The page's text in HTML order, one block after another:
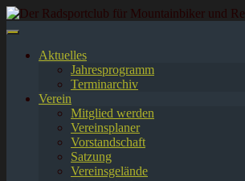
Springe
zum
Aktuelles
Jahresprogramm
Terminarchiv
Verein
Mitglied werden
Vereinsplaner
Vorstandschaft
Satzung
Vereinsgelände